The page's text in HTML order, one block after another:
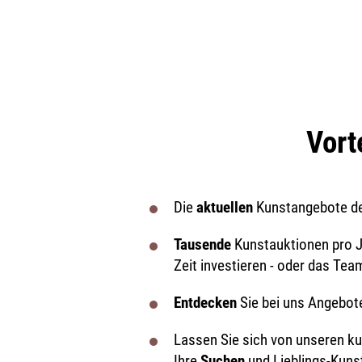
Dieaktuellen Kunstangebote
Tausende Kunstauktionen pro
Zeit investieren - oder das
EntdeckenSie bei uns
Lassen Sie sich von unseren